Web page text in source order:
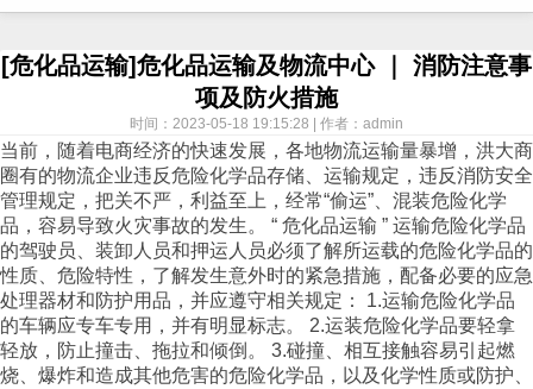
[危化品运输]危化品运输及物流中心 ｜ 消防注意事
项及防火措施
时间：2023-05-18 19:15:28 | 作者：admin
当前，随着电商经济的快速发展，各地物流运输量暴增，洪大商
圈有的物流企业违反危险化学品存储、运输规定，违反消防安全
管理规定，把关不严，利益至上，经常“偷运”、混装危险化学
品，容易导致火灾事故的发生。 “ 危化品运输 ” 运输危险化学品
的驾驶员、装卸人员和押运人员必须了解所运载的危险化学品的
性质、危险特性，了解发生意外时的紧急措施，配备必要的应急
处理器材和防护用品，并应遵守相关规定： 1.运输危险化学品
的车辆应专车专用，并有明显标志。 2.运装危险化学品要轻拿
轻放，防止撞击、拖拉和倾倒。 3.碰撞、相互接触容易引起燃
烧、爆炸和造成其他危害的危险化学品，以及化学性质或防护、